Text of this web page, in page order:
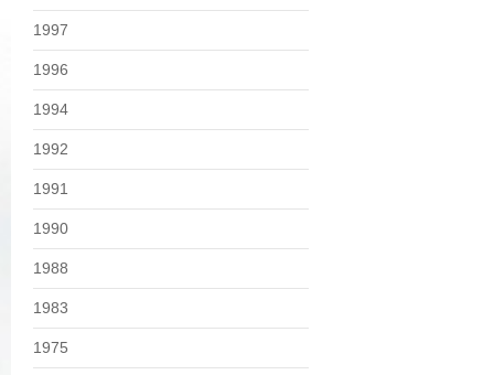
1997
1996
1994
1992
1991
1990
1988
1983
1975